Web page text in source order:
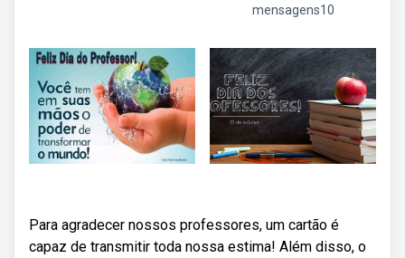
mensagens10
Para agradecer nossos professores, um cartão é
capaz de transmitir toda nossa estima! Além disso, o